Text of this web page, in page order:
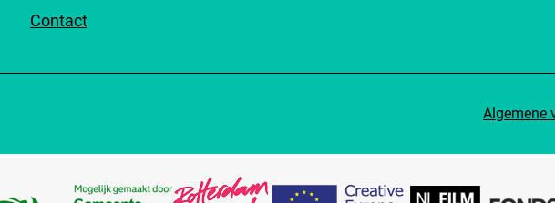
Contact
Algemene